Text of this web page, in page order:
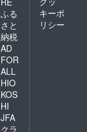
ふる
さと
納税
AD
FOR
ALL
HIO
KOS
HI
JFA
クラ
キーポ
リシー